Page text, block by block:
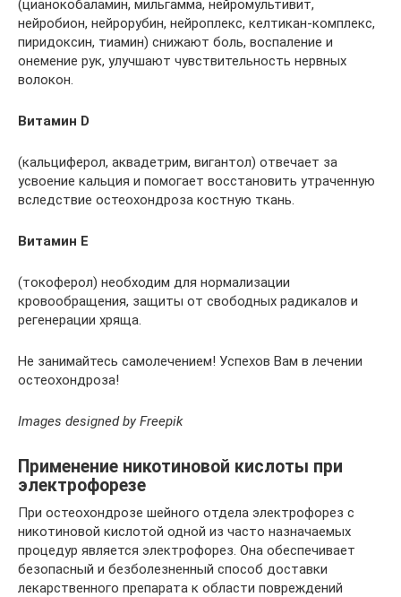
(цианокобаламин, мильгамма, нейромультивит,
нейробион, нейрорубин, нейроплекс, келтикан-комплекс,
пиридоксин, тиамин) снижают боль, воспаление и
онемение рук, улучшают чувствительность нервных
волокон.
Витамин D
(кальциферол, аквадетрим, вигантол) отвечает за
усвоение кальция и помогает восстановить утраченную
вследствие остеохондроза костную ткань.
Витамин Е
(токоферол) необходим для нормализации
кровообращения, защиты от свободных радикалов и
регенерации хряща.
Не занимайтесь самолечением! Успехов Вам в лечении
остеохондроза!
Images designed by Freepik
Применение никотиновой кислоты при
электрофорезе
При остеохондрозе шейного отдела электрофорез с
никотиновой кислотой одной из часто назначаемых
процедур является электрофорез. Она обеспечивает
безопасный и безболезненный способ доставки
лекарственного препарата к области повреждений